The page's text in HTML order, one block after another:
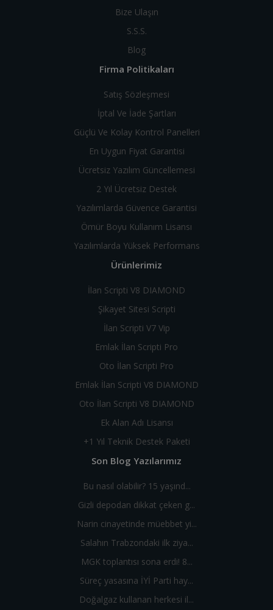
Bize Ulaşın
S.S.S.
Blog
Firma Politikaları
Satış Sözleşmesi
İptal Ve İade Şartları
Güçlü Ve Kolay Kontrol Panelleri
En Uygun Fiyat Garantisi
Ücretsiz Yazılım Güncellemesi
2 Yıl Ücretsiz Destek
Yazılımlarda Güvence Garantisi
Ömür Boyu Kullanım Lisansı
Yazılımlarda Yüksek Performans
Ürünlerimiz
İlan Scripti V8 DIAMOND
Şikayet Sitesi Scripti
İlan Scripti V7 Vip
Emlak İlan Scripti Pro
Oto İlan Scripti Pro
Emlak İlan Scripti V8 DIAMOND
Oto İlan Scripti V8 DIAMOND
Ek Alan Adı Lisansı
+1 Yıl Teknik Destek Paketi
Son Blog Yazılarımız
Bu nasıl olabilir? 15 yaşınd...
Gizli depodan dikkat çeken g...
Narin cinayetinde müebbet yi...
Salahın Trabzondaki ilk ziya...
MGK toplantısı sona erdi! 8...
Süreç yasasına İYİ Parti hay...
Doğalgaz kullanan herkesi il...